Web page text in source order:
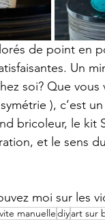
de point en
Un
soi? Que vous
), c’est
bricoleur, le kit
et le sens
moi sur les
manuellediyart sur